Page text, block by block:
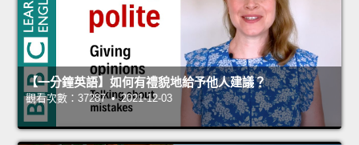
【一分鐘英語】如何有禮貌地給予他人建議？
觀看次數：37287 • 2021-12-03